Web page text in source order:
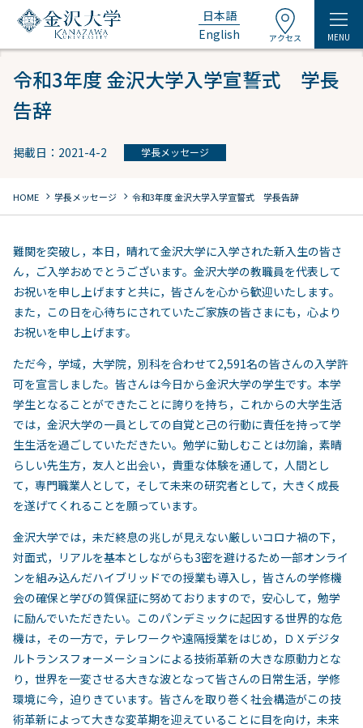
日本語
English
アクセス MENU
令和3年度 金沢大学入学宣誓式 学長
告辞
掲載日：2021-4-2 学長メッセージ
HOME chevron_right 学長メッセージ chevron_right 令和3年度 金沢大学入学宣誓式 学長告辞
難関を突破し，本日，晴れて金沢大学に入学された新入生の皆さ
ん，ご入学おめでとうございます。金沢大学の教職員を代表して
お祝いを申し上げますと共に，皆さんを心から歓迎いたします。
また，この日を心待ちにされていたご家族の皆さまにも，心より
お祝いを申し上げます。
ただ今，学域，大学院，別科を合わせて2,591名の皆さんの入学許
可を宣言しました。皆さんは今日から金沢大学の学生です。本学
学生となることができたことに誇りを持ち，これからの大学生活
では，金沢大学の一員としての自覚と己の行動に責任を持って学
生生活を過ごしていただきたい。勉学に勤しむことは勿論，素晴
らしい先生方，友人と出会い，貴重な体験を通して，人間とし
て，専門職業人として，そして未来の研究者として，大きく成長
を遂げてくれることを願っています。
金沢大学では，未だ終息の兆しが見えない厳しいコロナ禍の下，
対面式，リアルを基本としながらも3密を避けるため一部オンライ
ンを組み込んだハイブリッドでの授業も導入し，皆さんの学修機
会の確保と学びの質保証に努めておりますので，安心して，勉学
に励んでいただきたい。このパンデミックに起因する世界的な危
機は，その一方で，テレワークや遠隔授業をはじめ，ＤＸデジタ
ルトランスフォーメーションによる技術革新の大きな原動力とな
り，世界を一変させる大きな波となって皆さんの日常生活，学修
環境に今，迫りきています。皆さんを取り巻く社会構造がこの技
術革新によって大きな変革期を迎えていることに目を向け，未来